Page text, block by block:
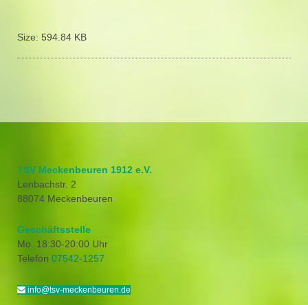
Size: 594.84 KB
TSV Meckenbeuren 1912 e.V.
Lenbachstr. 2
88074 Meckenbeuren
Geschäftsstelle
Mo. 18:30-20:00 Uhr
Telefon 07542-1257
info@tsv-meckenbeuren.de